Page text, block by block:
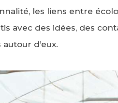
les liens entre
avec des idées, des
d’eux.